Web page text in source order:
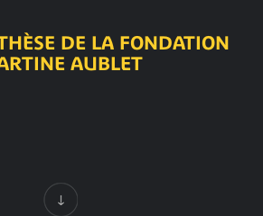
DE LA FONDATION
AUBLET